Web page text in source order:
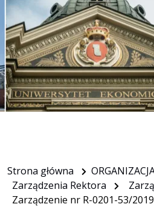
Strona główna
Zarządzenia Rektora
Zarządzenie nr R-0201-53/2019